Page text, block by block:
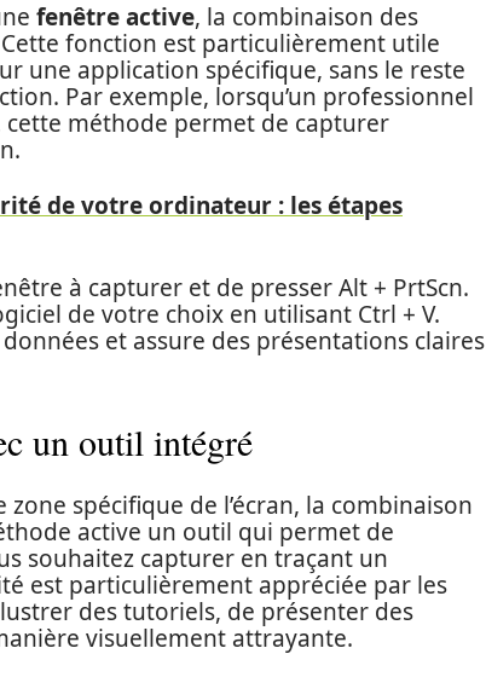
fenêtre active, la combinaison des
Cette fonction est particulièrement utile
une application spécifique, sans le reste
Par exemple, lorsqu’un professionnel
cette méthode permet de capturer
de votre ordinateur : les étapes
à capturer et de presser Alt + PrtScn.
de votre choix en utilisant Ctrl + V.
et assure des présentations claires
un outil intégré
spécifique de l’écran, la combinaison
active un outil qui permet de
souhaitez capturer en traçant un
est particulièrement appréciée par les
des tutoriels, de présenter des
visuellement attrayante.